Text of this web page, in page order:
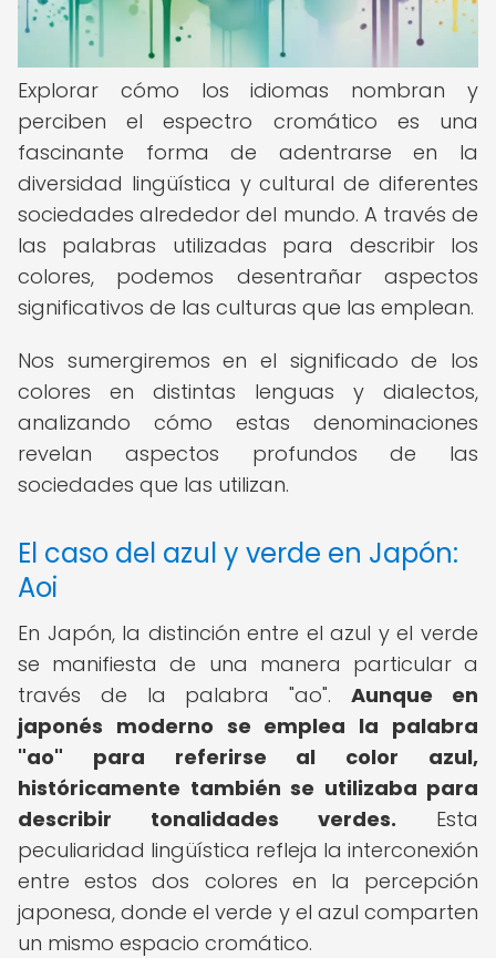
Explorar cómo los idiomas nombran y
perciben el espectro cromático es una
fascinante forma de adentrarse en la
diversidad lingüística y cultural de diferentes
sociedades alrededor del mundo. A través de
las palabras utilizadas para describir los
colores, podemos desentrañar aspectos
significativos de las culturas que las emplean.
Nos sumergiremos en el significado de los
colores en distintas lenguas y dialectos,
analizando cómo estas denominaciones
revelan aspectos profundos de las
sociedades que las utilizan.
El caso del azul y verde en Japón:
Aoi
En Japón, la distinción entre el azul y el verde
se manifiesta de una manera particular a
través de la palabra "ao".Aunque en
japonés moderno se emplea la palabra
"ao" para referirse al color azul,
históricamente también se utilizaba para
describir tonalidades verdes. Esta
peculiaridad lingüística refleja la interconexión
entre estos dos colores en la percepción
japonesa, donde el verde y el azul comparten
un mismo espacio cromático.